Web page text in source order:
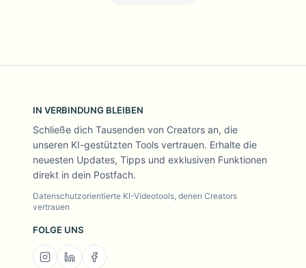
IN VERBINDUNG BLEIBEN
Schließe dich Tausenden von Creators an, die
unseren KI-gestützten Tools vertrauen. Erhalte die
neuesten Updates, Tipps und exklusiven Funktionen
direkt in dein Postfach.
Datenschutzorientierte KI-Videotools, denen Creators
vertrauen
FOLGE UNS